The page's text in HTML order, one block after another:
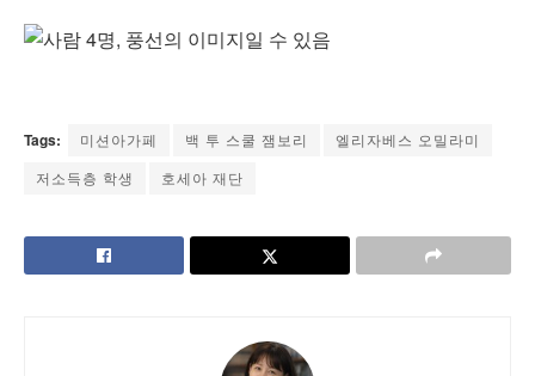
Tags: 미션아가페 백 투 스쿨 잼보리
엘리자베스 오밀라미
저소득층 학생
호세아 재단